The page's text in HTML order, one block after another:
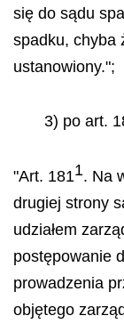
się do sądu
spadku, chyba
ustanowiony.";
3) po art.
"Art. 1811. Na
drugiej strony
udziałem
postępowanie
prowadzenia
objętego